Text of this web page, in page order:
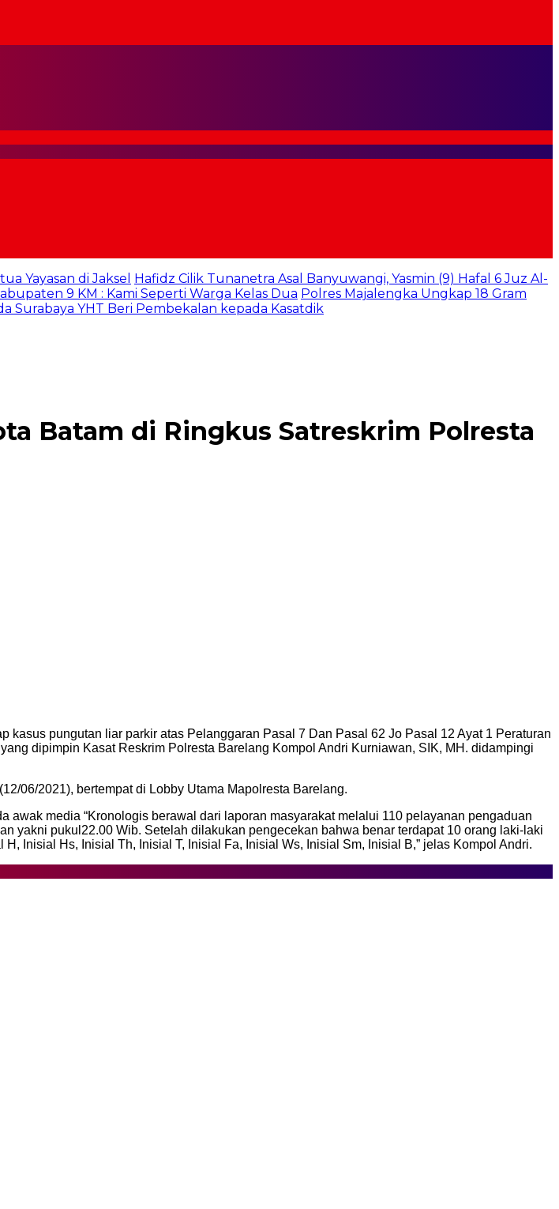
Yayasan di Jaksel Hafidz Cilik Tunanetra Asal Banyuwangi, Yasmin (9) Hafal 6 Juz Al-
9 KM : Kami Seperti Warga Kelas Dua Polres Majalengka Ungkap 18 Gram
Surabaya YHT Beri Pembekalan kepada Kasatdik
Batam di Ringkus Satreskrim Polresta
kasus pungutan liar parkir atas Pelanggaran Pasal 7 Dan Pasal 62 Jo Pasal 12 Ayat 1 Peraturan
dipimpin Kasat Reskrim Polresta Barelang Kompol Andri Kurniawan, SIK, MH. didampingi
06/2021), bertempat di Lobby Utama Mapolresta Barelang.
media “Kronologis berawal dari laporan masyarakat melalui 110 pelayanan pengaduan
yakni pukul22.00 Wib. Setelah dilakukan pengecekan bahwa benar terdapat 10 orang laki-laki
Inisial Hs, Inisial Th, Inisial T, Inisial Fa, Inisial Ws, Inisial Sm, Inisial B,” jelas Kompol Andri.